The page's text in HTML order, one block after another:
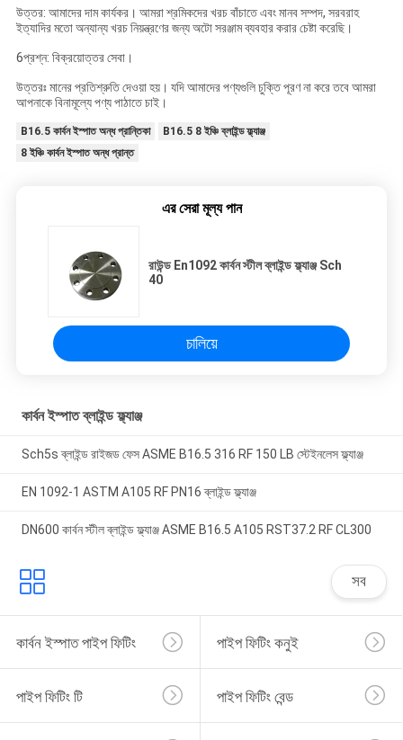
উত্তর: আমাদের দাম কার্যকর। আমরা শ্রমিকদের খরচ বাঁচাতে এবং মানব সম্পদ, সরবরাহ
ইত্যাদির মতো অন্যান্য খরচ নিয়ন্ত্রণের জন্য অটো সরঞ্জাম ব্যবহার করার চেষ্টা করেছি।
6প্রশ্ন: বিক্রয়োত্তর সেবা।
উত্তরঃ মানের প্রতিশ্রুতি দেওয়া হয়। যদি আমাদের পণ্যগুলি চুক্তি পূরণ না করে তবে আমরা
আপনাকে বিনামূল্যে পণ্য পাঠাতে চাই।
B16.5 কার্বন ইস্পাত অন্ধ প্রান্তিকা
B16.5 8 ইঞ্চি ব্লাইন্ড ফ্ল্যাঞ্জ
8 ইঞ্চি কার্বন ইস্পাত অন্ধ প্রান্ত
এর সেরা মূল্য পান
রাউন্ড En1092 কার্বন স্টীল ব্লাইন্ড ফ্ল্যাঞ্জ Sch
40
চালিয়ে
কার্বন ইস্পাত ব্লাইন্ড ফ্ল্যাঞ্জ
Sch5s ব্লাইন্ড রাইজড ফেস ASME B16.5 316 RF 150 LB স্টেইনলেস ফ্ল্যাঞ্জ
EN 1092-1 ASTM A105 RF PN16 ব্লাইন্ড ফ্ল্যাঞ্জ
DN600 কার্বন স্টীল ব্লাইন্ড ফ্ল্যাঞ্জ ASME B16.5 A105 RST37.2 RF CL300
সব
কার্বন ইস্পাত পাইপ ফিটিং পাইপ ফিটিং কনুই
পাইপ ফিটিং টি পাইপ ফিটিং বেন্ড